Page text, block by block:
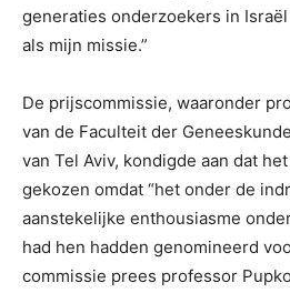
generaties onderzoekers in
als mijn missie.”
De prijscommissie, waaronder
van de Faculteit der
van Tel Aviv, kondigde aan dat
gekozen omdat “het onder de
aanstekelijke enthousiasme
had hen hadden genomineerd
commissie prees professor